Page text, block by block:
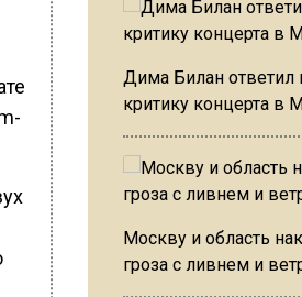
Дима Билан ответил
критику концерта в
Москву и область
гроза с ливнем и